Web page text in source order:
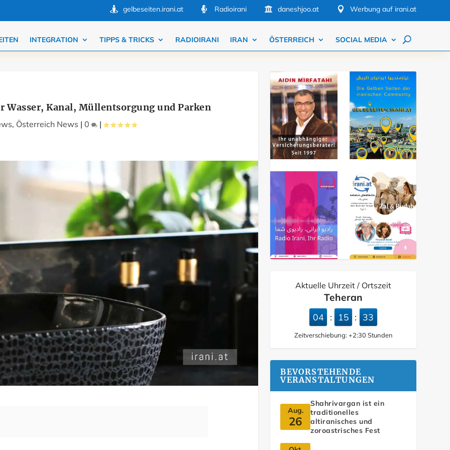
 gelbeseiten.irani.at  Radioirani  daneshjoo.at  Werbung auf irani.at
INTEGRATION TIPPS & TRICKS RADIOIRANI IRAN ÖSTERREICH SOCIAL MEDIA
Wasser, Kanal, Müllentsorgung und Parken
, Österreich News | 0 |
Aktuelle Uhrzeit / Ortszeit
Teheran
04 : 15 : 34
Zeitverschiebung: +2:30 Stunden
BEVORSTEHENDE
VERANSTALTUNGEN
Aug.
26
Shahrivargan ist ein
traditionelles
altiranisches und
zoroastrisches Fest